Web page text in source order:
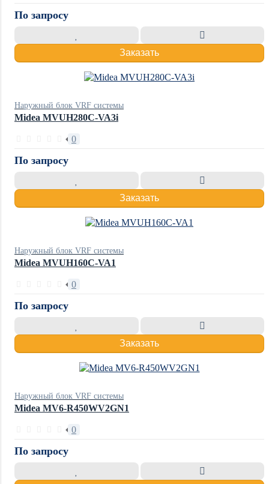
По запросу
Заказать
Наружный блок VRF системы
Midea MVUH280C-VA3i
0
По запросу
Заказать
Наружный блок VRF системы
Midea MVUH160C-VA1
0
По запросу
Заказать
Наружный блок VRF системы
Midea MV6-R450WV2GN1
0
По запросу